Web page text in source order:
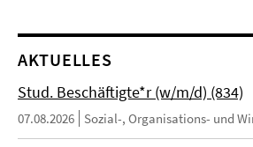
AKTUELLES
Stud. Beschäftigte*r (w/m/d) (834)
07.08.2026 Sozial-, Organisations- und